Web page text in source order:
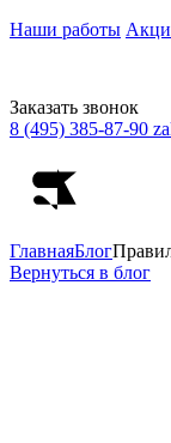
Наши работы
Заказать звонок
8 (495) 385-87-90
ГлавнаяБлог
Вернуться в блог